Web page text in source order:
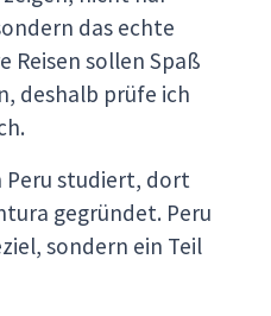
das echte
Reisen sollen Spaß
deshalb prüfe ich
Peru studiert, dort
gegründet. Peru
sondern ein Teil